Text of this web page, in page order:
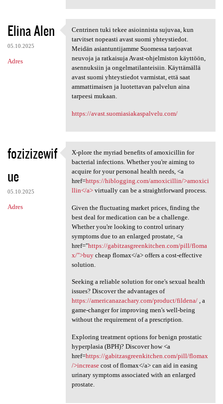
Elina Alen
05.10.2025
Adres
Centrinen tuki tekee
Centrinen tuki tekee asioinnista sujuvaa, kun
tarvitset nopeasti avast suomi yhteystiedot.
Meidän asiantuntijamme Suomessa tarjoavat
neuvoja ja ratkaisuja Avast-ohjelmiston käyttöön,
asennuksiin ja ongelmatilanteisiin. Käyttämällä
avast suomi yhteystiedot varmistat, että saat
ammattimaisen ja luotettavan palvelun aina
tarpeesi mukaan.
https://avast.suomiasiakaspalvelu.com/
fozizizewif
ue
05.10.2025
Adres
X-plore the myriad benefits
X-plore the myriad benefits of amoxicillin for
bacterial infections. Whether you're aiming to
acquire for your personal health needs, <a
href=https://hiblogging.com/amoxicillin/>amoxici
llin</a>virtually can be a straightforward process.
Given the fluctuating market prices, finding the
best deal for medication can be a challenge.
Whether you're looking to control urinary
symptoms due to an enlarged prostate, <a
href="https://gabitzasgreenkitchen.com/pill/floma
x/">buycheap flomax</a> offers a cost-effective
solution.
Seeking a reliable solution for one's sexual health
issues? Discover the advantages of
https://americanazachary.com/product/fildena/, a
game-changer for improving men's well-being
without the requirement of a prescription.
Exploring treatment options for benign prostatic
hyperplasia (BPH)? Discover how <a
href=https://gabitzasgreenkitchen.com/pill/flomax
/>increasecost of flomax</a> can aid in easing
urinary symptoms associated with an enlarged
prostate.